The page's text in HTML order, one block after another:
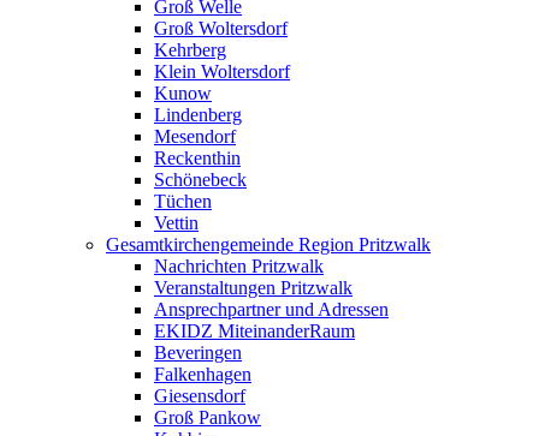
Groß Welle
Groß Woltersdorf
Kehrberg
Klein Woltersdorf
Kunow
Lindenberg
Mesendorf
Reckenthin
Schönebeck
Tüchen
Vettin
Gesamtkirchengemeinde Region Pritzwalk
Nachrichten Pritzwalk
Veranstaltungen Pritzwalk
Ansprechpartner und Adressen
EKIDZ MiteinanderRaum
Beveringen
Falkenhagen
Giesensdorf
Groß Pankow